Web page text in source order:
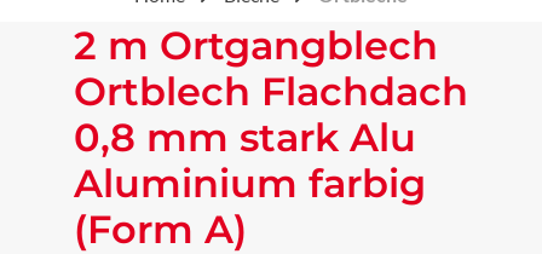
2 m Ortgangblech
Ortblech Flachdach
0,8 mm stark Alu
Aluminium farbig
(Form A)